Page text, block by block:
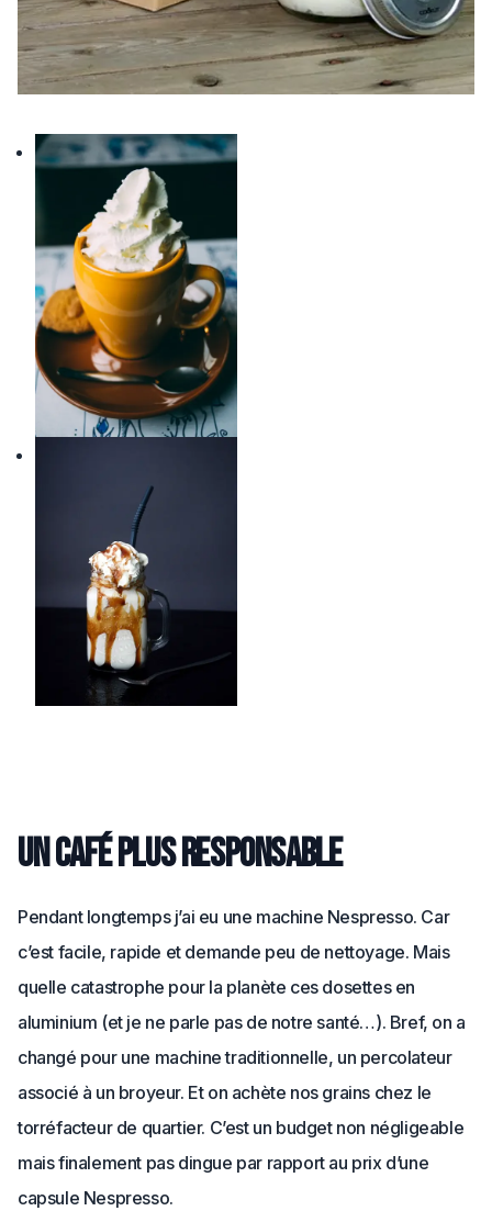
Un café plus responsable
Pendant longtemps j’ai eu une machine Nespresso. Car
c’est facile, rapide et demande peu de nettoyage. Mais
quelle catastrophe pour la planète ces dosettes en
aluminium (et je ne parle pas de notre santé…). Bref, on a
changé pour une machine traditionnelle, un percolateur
associé à un broyeur. Et on achète nos grains chez le
torréfacteur de quartier. C’est un budget non négligeable
mais finalement pas dingue par rapport au prix d’une
capsule Nespresso.